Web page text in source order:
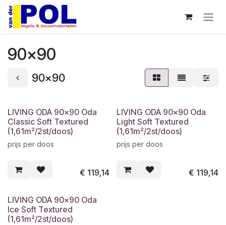
Overslaan naar inhoud
90x90
90x90
LIVING ODA 90x90 Oda
Classic Soft Textured
(1,61m²/2st/doos)
prijs per doos
€ 119,14
LIVING ODA 90x90 Oda
Light Soft Textured
(1,61m²/2st/doos)
prijs per doos
€ 119,14
LIVING ODA 90x90 Oda
Ice Soft Textured
(1,61m²/2st/doos)